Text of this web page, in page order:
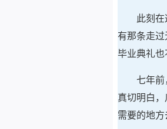
此刻
有那条走过
毕业典礼也
七年前
真切明白
需要的地方